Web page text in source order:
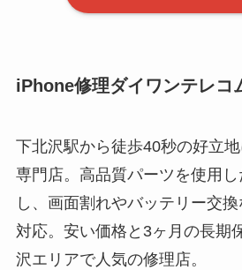
iPhone修理ダイワンテレコ
下北沢駅から徒歩40秒の好立
専門店。高品質パーツを使用
し、画面割れやバッテリー交
対応。安い価格と3ヶ月の長期
沢エリアで人気の修理店。